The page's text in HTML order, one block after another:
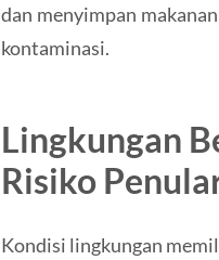
dan menyimpan
kontaminasi.
Lingkungan
Risiko
Kondisi lingkungan